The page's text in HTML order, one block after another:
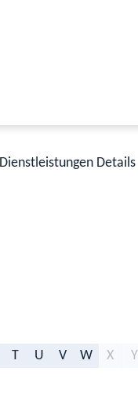
Dienstleistungen Details
T U V W X Y